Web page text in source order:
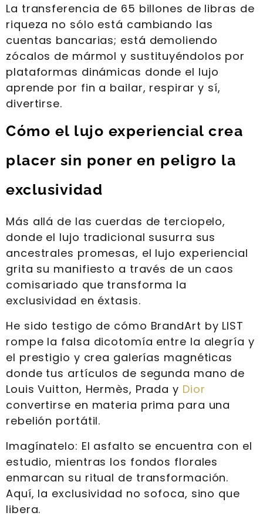
La transferencia de 65 billones de libras de
riqueza no sólo está cambiando las
cuentas bancarias; está demoliendo
zócalos de mármol y sustituyéndolos por
plataformas dinámicas donde el lujo
aprende por fin a bailar, respirar y sí,
divertirse.
Cómo el lujo experiencial crea
placer sin poner en peligro la
exclusividad
Más allá de las cuerdas de terciopelo,
donde el lujo tradicional susurra sus
ancestrales promesas, el lujo experiencial
grita su manifiesto a través de un caos
comisariado que transforma la
exclusividad en éxtasis.
He sido testigo de cómo BrandArt by LIST
rompe la falsa dicotomía entre la alegría y
el prestigio y crea galerías magnéticas
donde tus artículos de segunda mano de
Louis Vuitton, Hermès, Prada y Dior
convertirse en materia prima para una
rebelión portátil.
Imagínatelo: El asfalto se encuentra con el
estudio, mientras los fondos florales
enmarcan su ritual de transformación.
Aquí, la exclusividad no sofoca, sino que
libera.